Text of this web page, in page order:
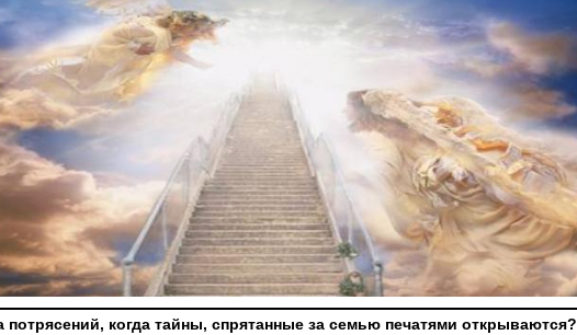
потрясений, когда тайны, спрятанные за семью печатями открываются?